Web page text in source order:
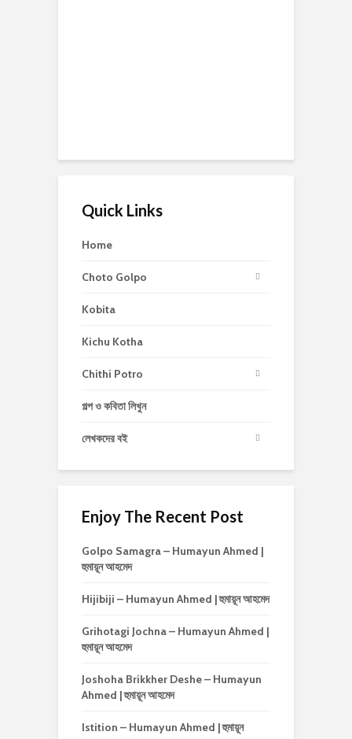
Quick Links
Home
Choto Golpo
Kobita
Kichu Kotha
Chithi Potro
গল্প ও কবিতা লিখুন
লেখকদের বই
Enjoy The Recent Post
Golpo Samagra – Humayun Ahmed |
হুমায়ূন আহমেদ
Hijibiji – Humayun Ahmed | হুমায়ূন আহমেদ
Grihotagi Jochna – Humayun Ahmed |
হুমায়ূন আহমেদ
Joshoha Brikkher Deshe – Humayun
Ahmed | হুমায়ূন আহমেদ
Istition – Humayun Ahmed | হুমায়ূন